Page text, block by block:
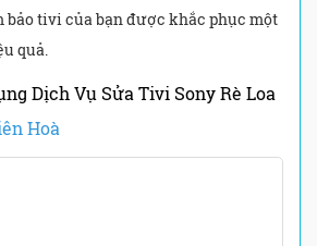
bảo tivi của bạn được khắc phục một
quả.
Dịch Vụ Sửa Tivi Sony Rè Loa
Hoà